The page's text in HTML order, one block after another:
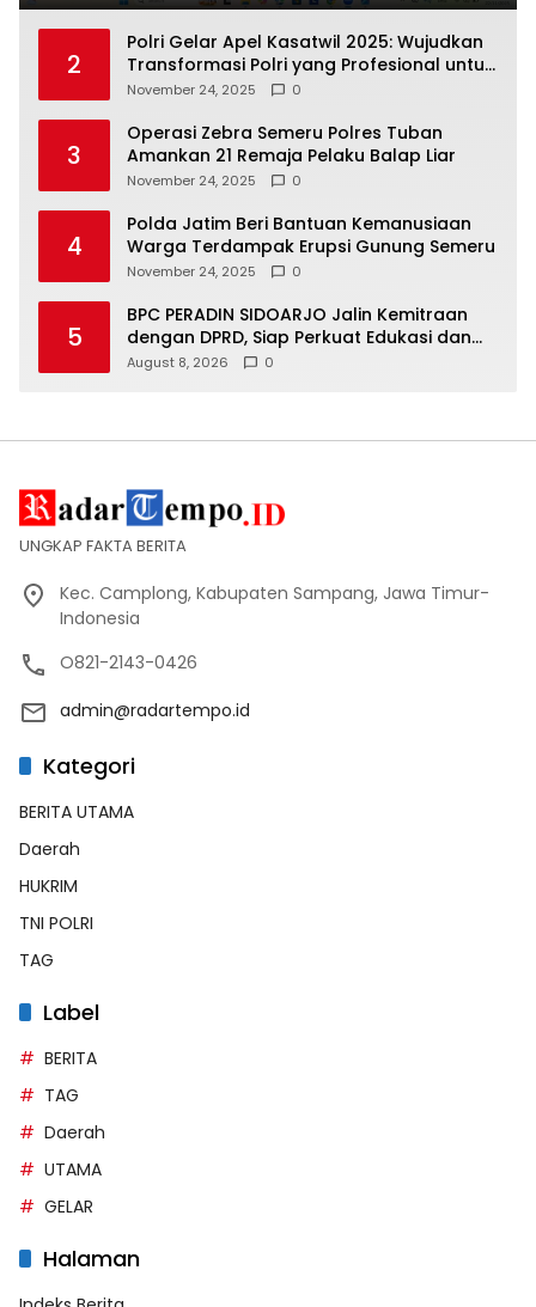
2
Polri Gelar Apel Kasatwil 2025: Wujudkan
Transformasi Polri yang Profesional untuk
Masyarakat
November 24, 2025 0
3
Operasi Zebra Semeru Polres Tuban
Amankan 21 Remaja Pelaku Balap Liar
November 24, 2025 0
4
Polda Jatim Beri Bantuan Kemanusiaan
Warga Terdampak Erupsi Gunung Semeru
November 24, 2025 0
5
BPC PERADIN SIDOARJO Jalin Kemitraan
dengan DPRD, Siap Perkuat Edukasi dan
Bantuan Hukum Gratis
August 8, 2026 0
UNGKAP FAKTA BERITA
Kec. Camplong, Kabupaten Sampang, Jawa Timur-
Indonesia
O821-2143-0426
admin@radartempo.id
Kategori
BERITA UTAMA
Daerah
HUKRIM
TNI POLRI
TAG
Label
BERITA
TAG
Daerah
UTAMA
GELAR
Halaman